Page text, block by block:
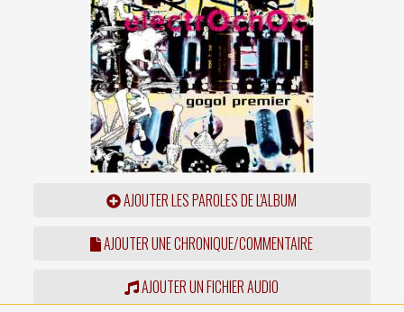
AJOUTER LES PAROLES DE L'ALBUM
AJOUTER UNE CHRONIQUE/COMMENTAIRE
AJOUTER UN FICHIER AUDIO